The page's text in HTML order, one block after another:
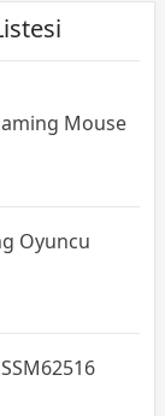
Mouse
Oyuncu